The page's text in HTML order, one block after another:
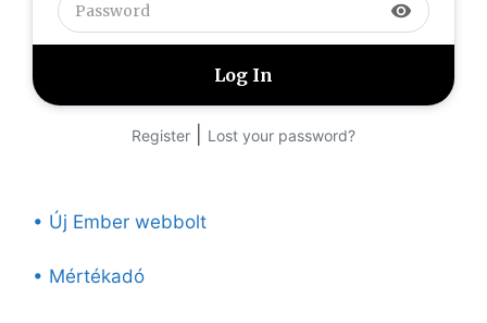
visibility
Register Lost your password?
• Új Ember webbolt
• Mértékadó